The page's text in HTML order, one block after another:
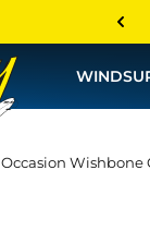
Occasion Wishbone